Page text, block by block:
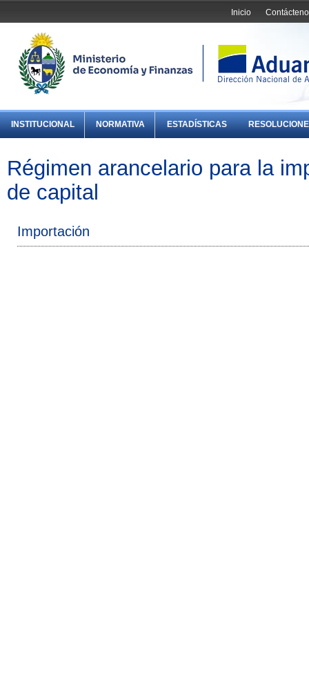
Inicio
INSTITUCIONAL NORMATIVA ESTADÍSTICAS
Régimen arancelario para la
de capital
Importación